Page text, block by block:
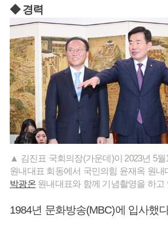
◆ 경력
▲ 김진표 국회의장(가운데)이 2023년 5
원내대표 회동에서 국민의힘 윤재옥 원
박광온원내대표와 함께 기념촬영을 하고
1984년 문화방송(MBC)에 입사했